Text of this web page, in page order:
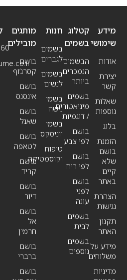
מידע
שימושי
אודות
יצירת
קשר
שאלות
נוספות
בלוג
הזמנת
בושם
שלא
קיים
באתר
הצהרת
נגישות
תקנון
האתר
מידע על
משלוחים
מדיניות
חנות
בשמים
לגברים
בשמים
לנשים
בשמי
נישה
בשמי
יוניסקס
טיפוח
וקוסמטיקה
קטלוג
בשמים
הבשמים
הנמכרים
ביותר
בשמים
מיניאטורים
/ דוגמיות
בושם
לפי צבע
בושם
לפי ריח
בושם
לפני
עונה
בשמים
לבית
בשמים
נוספים
מותגים
מובילים
בושם
קסרג’וף
בושם
אינסנס
בושם
שאנל
בושם
לטאפה
בושם
קריד
בושם
דיור
בושם
אל
חרמין
בושם
ברברי
בושם